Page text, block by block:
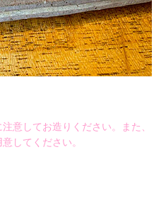
意してお造りください。また、
してください。